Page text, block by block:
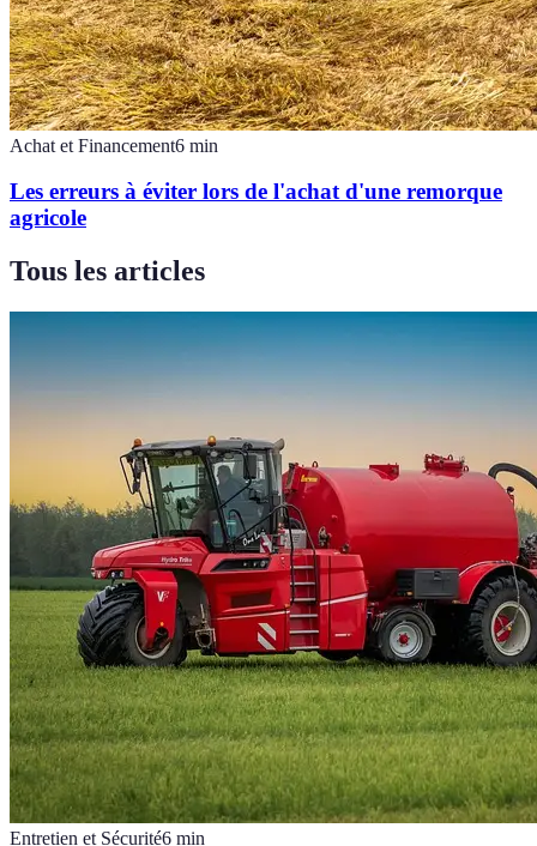
Achat et Financement6 min
Les erreurs à éviter lors de l'achat d'une remorque
agricole
Tous les articles
Entretien et Sécurité6 min